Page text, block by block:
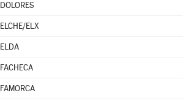
DOLORES
ELCHE/ELX
ELDA
FACHECA
FAMORCA